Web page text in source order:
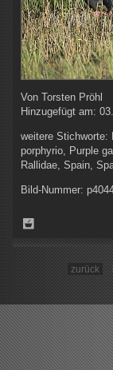
Von Torsten Pröhl
Hinzugefügt am:
weitere Stichworte:
porphyrio, Purple
Rallidae, Spain,
Bild-Nummer:
zurück